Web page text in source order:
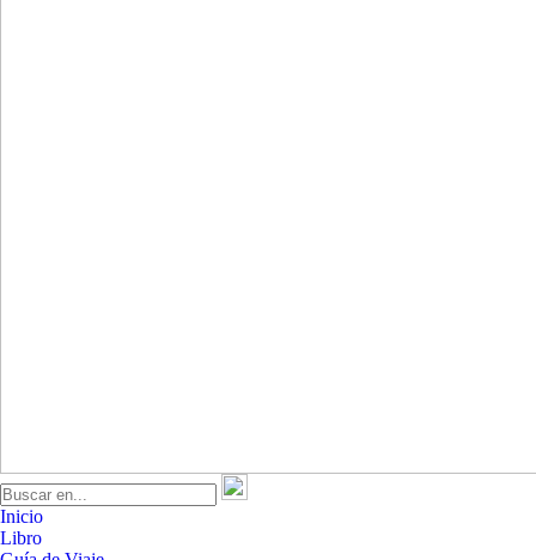
Inicio
Libro